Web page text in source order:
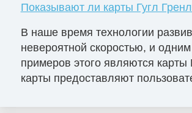
Показывают ли карты Гугл
В наше время технологии
невероятной скоростью, и одним
примеров этого являются карты
карты предоставляют